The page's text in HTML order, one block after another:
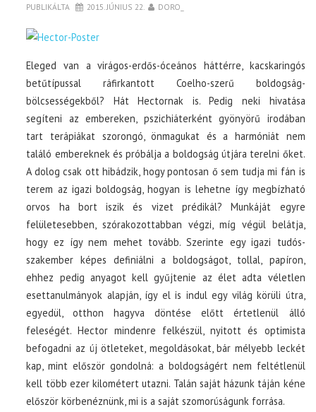
PUBLIKÁLTA 2015. JÚNIUS 22. DORO_
Eleged van a virágos-erdős-óceános háttérre, kacskaringós
betűtípussal ráfirkantott Coelho-szerű boldogság-
bölcsességekből? Hát Hectornak is. Pedig neki hivatása
segíteni az embereken, pszichiáterként gyönyörű irodában
tart terápiákat szorongó, önmagukat és a harmóniát nem
találó embereknek és próbálja a boldogság útjára terelni őket.
A dolog csak ott hibádzik, hogy pontosan ő sem tudja mi fán is
terem az igazi boldogság, hogyan is lehetne így megbízható
orvos ha bort iszik és vizet prédikál? Munkáját egyre
felületesebben, szórakozottabban végzi, míg végül belátja,
hogy ez így nem mehet tovább. Szerinte egy igazi tudós-
szakember képes definiálni a boldogságot, tollal, papíron,
ehhez pedig anyagot kell gyűjtenie az élet adta véletlen
esettanulmányok alapján, így el is indul egy világ körüli útra,
egyedül, otthon hagyva döntése előtt értetlenül álló
feleségét. Hector mindenre felkészül, nyitott és optimista
befogadni az új ötleteket, megoldásokat, bár mélyebb leckét
kap, mint először gondolná: a boldogságért nem feltétlenül
kell több ezer kilométert utazni. Talán saját házunk táján kéne
először körbenéznünk, mi is a saját szomorúságunk forrása.